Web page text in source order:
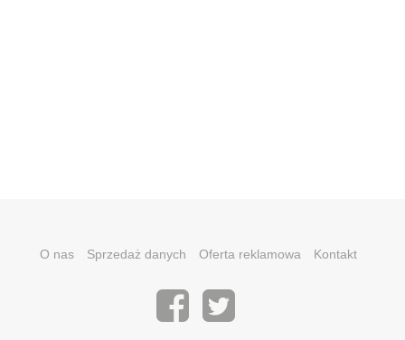
O nas Sprzedaż danych Oferta reklamowa Kontakt